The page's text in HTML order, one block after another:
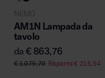
NEMO
AM1N Lampada da
tavolo
da€ 863,76
€1.079,70 Risparmi€215,94